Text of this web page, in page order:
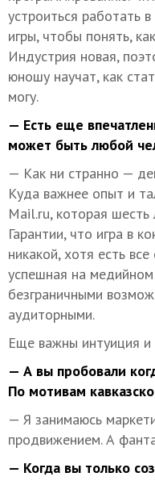
устроиться работать
игры, чтобы понять,
Индустрия новая,
юношу научат, как
могу.
— Есть еще
может быть любой
— Как ни странно —
Куда важнее опыт и
Mail.ru, которая шесть
Гарантии, что игра в
никакой, хотя есть
успешная на
безграничными
аудиторными.
Еще важны интуиция и
— А вы пробовали
По мотивам
— Я занимаюсь
продвижением. А
— Когда вы только